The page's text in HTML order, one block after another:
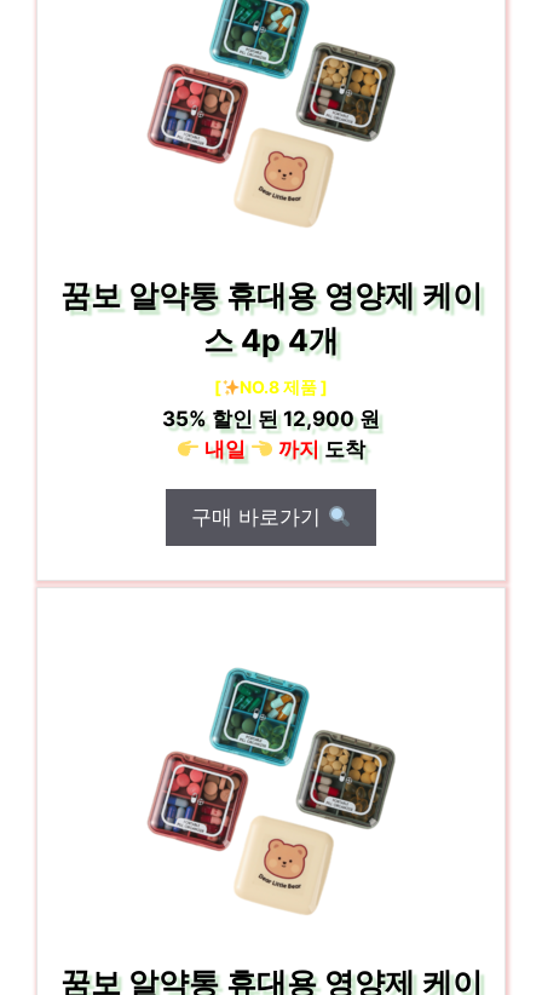
꿈보 알약통 휴대용 영양제 케이
스 4p 4개
[ NO.8 제품 ]
35%할인 된12,900 원
내일
까지도착
구매 바로가기
꿈보 알약통 휴대용 영양제 케이